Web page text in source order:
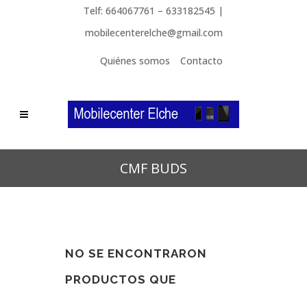
Telf: 664067761 – 633182545 |
mobilecenterelche@gmail.com
Quiénes somos Contacto
CMF BUDS
NO SE ENCONTRARON
PRODUCTOS QUE